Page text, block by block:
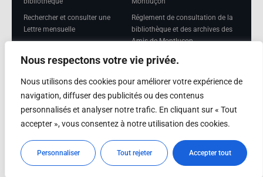
Nous respectons votre vie privée.
Nous utilisons des cookies pour améliorer votre expérience de
navigation, diffuser des publicités ou des contenus
personnalisés et analyser notre trafic. En cliquant sur « Tout
accepter », vous consentez à notre utilisation des cookies.
Personnaliser Tout rejeter Accepter tout
Rechercher et consulter une
Lettre mensuelle
mensuelle
Réglement de consultation de la
bibliothèque et des archives des
Amis de Montluçon
Mentions légales
Adhérer